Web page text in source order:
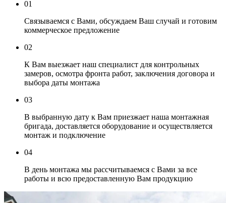
01
Связываемся с Вами, обсуждаем Ваш случай и готовим
коммерческое предложение
02
К Вам выезжает наш специалист для контрольных
замеров, осмотра фронта работ, заключения договора и
выбора даты монтажа
03
В выбранную дату к Вам приезжает наша монтажная
бригада, доставляется оборудование и осуществляется
монтаж и подключение
04
В день монтажа мы рассчитываемся с Вами за все
работы и всю предоставленную Вам продукцию